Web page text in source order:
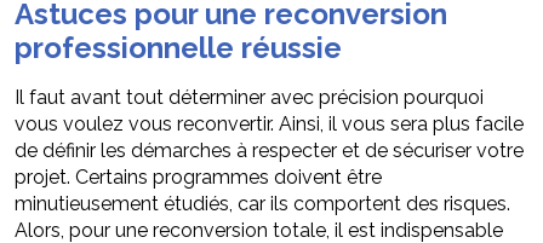
Astuces pour une reconversion
professionnelle réussie
Il faut avant tout déterminer avec précision pourquoi
vous voulez vous reconvertir. Ainsi, il vous sera plus facile
de définir les démarches à respecter et de sécuriser votre
projet. Certains programmes doivent être
minutieusement étudiés, car ils comportent des risques.
Alors, pour une reconversion totale, il est indispensable